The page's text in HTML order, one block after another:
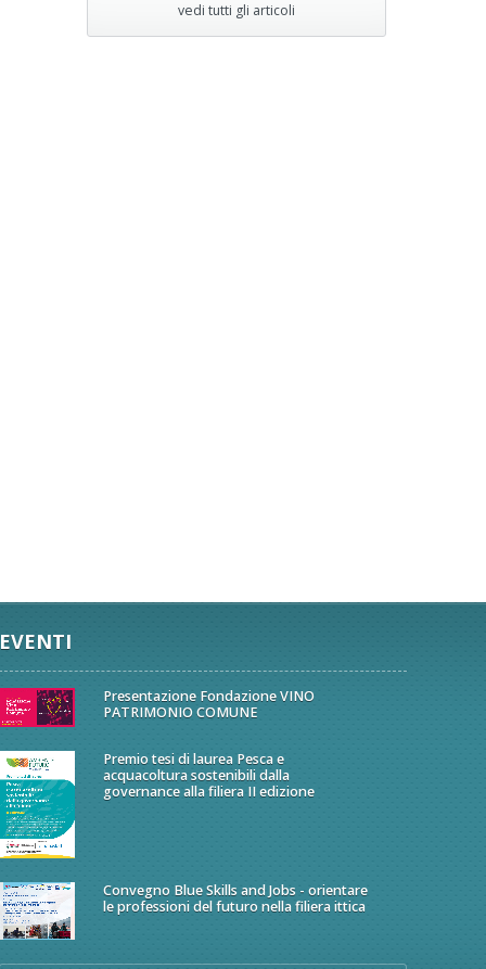
vedi tutti gli articoli
EVENTI
Presentazione Fondazione VINO
PATRIMONIO COMUNE
Premio tesi di laurea Pesca e
acquacoltura sostenibili dalla
governance alla filiera II edizione
Convegno Blue Skills and Jobs - orientare
le professioni del futuro nella filiera ittica